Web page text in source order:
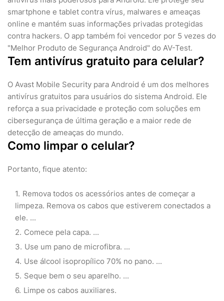
smartphone e tablet contra vírus, malwares e ameaças
online e mantém suas informações privadas protegidas
contra hackers. O app também foi vencedor por 5 vezes do
"Melhor Produto de Segurança Android" do AV-Test.
Tem antivírus gratuito para celular?
O Avast Mobile Security para Android é um dos melhores
antivírus gratuitos para usuários do sistema Android. Ele
reforça a sua privacidade e proteção com soluções em
cibersegurança de última geração e a maior rede de
detecção de ameaças do mundo.
Como limpar o celular?
Portanto, fique atento:
Remova todos os acessórios antes de começar a
limpeza. Remova os cabos que estiverem conectados a
ele. ...
Comece pela capa. ...
Use um pano de microfibra. ...
Use álcool isopropílico 70% no pano. ...
Seque bem o seu aparelho. ...
Limpe os cabos auxiliares.